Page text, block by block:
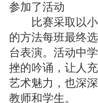
参加了活动
比赛采取以小
的方法每班最终
台表演。活动中
挫的吟诵，让人
艺术魅力，也深
教师和学生。